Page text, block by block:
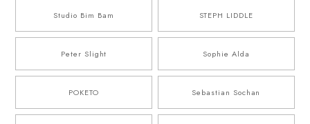
Studio Bim Bam STEPH LIDDLE
Peter Slight Sophie Alda
POKETO Sebastian Sochan